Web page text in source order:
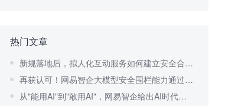
热门文章
新规落地后，拟人化互动服务如何建立安全合规体系？
再获认可！网易智企大模型安全围栏能力通过行业验证
从"能用AI"到"敢用AI"，网易智企给出AI时代可信安全答案